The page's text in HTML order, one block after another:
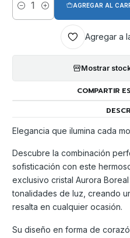
Cantidad
AGREGAR AL
Agregar a
Mostrar
COMPARTIR
Elegancia que ilumina cada
Descubre la combinación
sofisticación con este
exclusivo cristal Aurora
tonalidades de luz, creando
resalta en cualquier ocasión.
Su diseño en forma de